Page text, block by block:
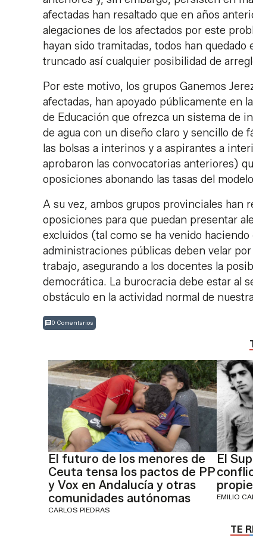
afectadas han resaltado que en años
alegaciones de los afectados por este
hayan sido tramitadas, todos han
truncado así cualquier posibilidad de
Por este motivo, los grupos Ganemos
afectadas, han apoyado públicamente en
de Educación que ofrezca un sistema de
de agua con un diseño claro y sencillo de
las bolsas a interinos y a aspirantes a
aprobaron las convocatorias anteriores)
oposiciones abonando las tasas del
A su vez, ambos grupos provinciales han
oposiciones para que puedan presentar
excluidos (tal como se ha venido
administraciones públicas deben velar
trabajo, asegurando a los docentes la
democrática. La burocracia debe estar al
obstáculo en la actividad normal de
0 Comentarios
El futuro de los menores de
Ceuta tensa los pactos de PP
y Vox en Andalucía y otras
comunidades autónomas
CARLOS PIEDRAS
El
EMILIO